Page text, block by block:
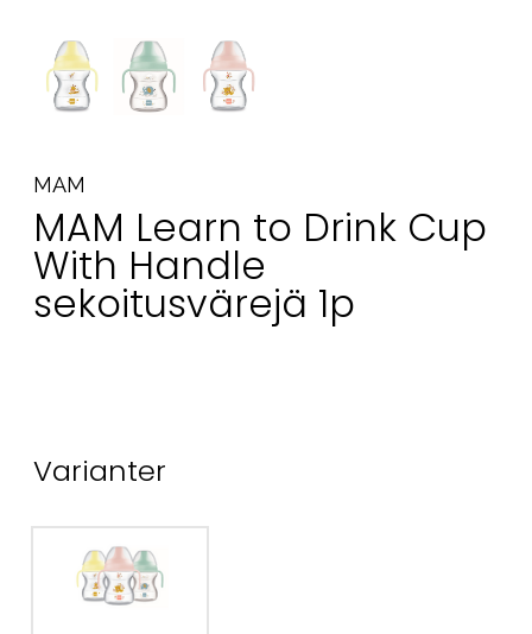
MAM
MAM Learn to Drink Cup
With Handle
sekoitusvärejä 1p
Varianter
Aurinko ja uinti